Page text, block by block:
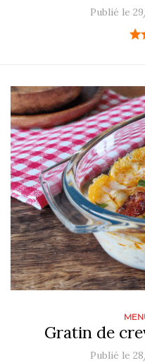
Publié le
Gratin de
Publié le